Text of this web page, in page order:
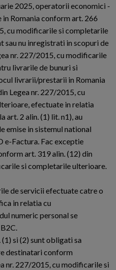
2025, operatorii economici -
Romania conform art. 266
cu modificarile si completarile
sau nu inregistrati in scopuri de
nr. 227/2015, cu modificarile
livrarile de bunuri si
livrarii/prestarii in Romania
Legea nr. 227/2015, cu
efectuate in relatia
art. 2 alin. (1) lit. n1), au
emise in sistemul national
e-Factura. Fac exceptie
art. 319 alin. (12) din
si completarile ulterioare.
de servicii efectuate catre o
in relatia cu
numeric personal se
si (2) sunt obligati sa
destinatari conform
nr. 227/2015, cu modificarile si